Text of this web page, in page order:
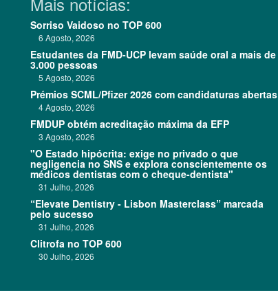
Sorriso Vaidoso no TOP 600
6 Agosto, 2026
Estudantes da FMD-UCP levam saúde oral a mais de
3.000 pessoas
5 Agosto, 2026
Prémios SCML/Pfizer 2026 com candidaturas abertas
4 Agosto, 2026
FMDUP obtém acreditação máxima da EFP
3 Agosto, 2026
"O Estado hipócrita: exige no privado o que
negligencia no SNS e explora conscientemente os
médicos dentistas com o cheque-dentista"
31 Julho, 2026
“Elevate Dentistry - Lisbon Masterclass” marcada
pelo sucesso
31 Julho, 2026
Clitrofa no TOP 600
30 Julho, 2026